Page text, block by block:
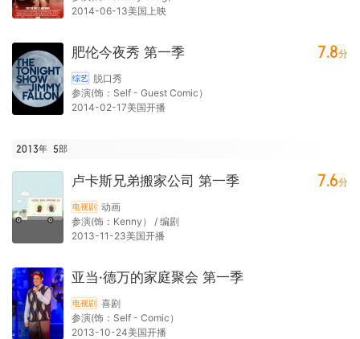
2014-06-13美国上映
肥伦今夜秀 第一季
综艺 脱口秀
参演(饰：Self - Guest Comic）
2014-02-17美国开播
7.8分
2013年 5部
卢卡斯兄弟搬家公司 第一季
电视剧 动画
参演(饰：Kenny） / 编剧
2013-11-23美国开播
7.6分
亚当·德万的家庭聚会 第一季
电视剧 喜剧
参演(饰：Self - Comic）
2013-10-24美国开播